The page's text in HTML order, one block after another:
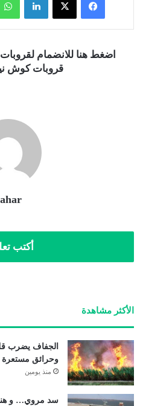
اضغط هنا للانضمام
قروبات كوش
أكتب
الأكثر مشاهدة
الجفاف يضرب
وحرائق مستعرة
منذ يومين
سد مروي… و